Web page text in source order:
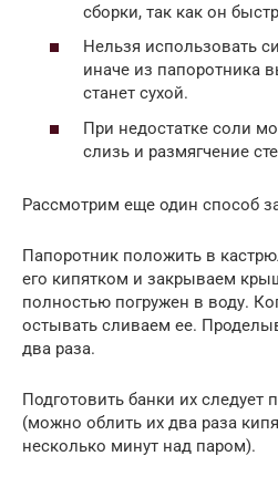
сборки, так как он
Нельзя использовать
иначе из папоротника
станет сухой.
При недостатке соли
слизь и размягчение
Рассмотрим еще один способ
Папоротник положить в
его кипятком и закрываем
полностью погружен в воду.
остывать сливаем ее.
два раза.
Подготовить банки их следует
(можно облить их два раза
несколько минут над паром).